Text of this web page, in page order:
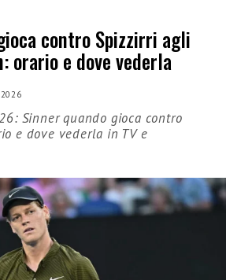
contro Spizzirri agli
orario e dove vederla
Sinner quando gioca contro
e dove vederla in TV e